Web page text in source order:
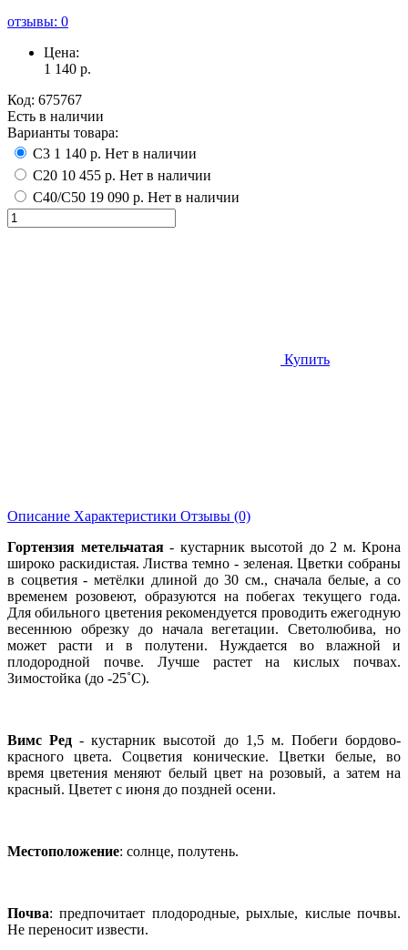
отзывы: 0
Цена:
1 140 р.
Код: 675767
Есть в наличии
Варианты товара:
С3 1 140 р. Нет в наличии
С20 10 455 р. Нет в наличии
С40/С50 19 090 р. Нет в наличии
Купить
Описание Характеристики Отзывы (0)
Гортензия метельчатая- кустарник высотой до 2 м. Крона
широко раскидистая. Листва темно - зеленая. Цветки собраны
в соцветия - метёлки длиной до 30 см., сначала белые, а со
временем розовеют, образуются на побегах текущего года.
Для обильного цветения рекомендуется проводить ежегодную
весеннюю обрезку до начала вегетации. Светолюбива, но
может расти и в полутени. Нуждается во влажной и
плодородной почве. Лучше растет на кислых почвах.
Зимостойка (до -25˚С).
Вимс Ред - кустарник высотой до 1,5 м. Побеги бордово-
красного цвета. Соцветия конические. Цветки белые, во
время цветения меняют белый цвет на розовый, а затем на
красный. Цветет с июня до поздней осени.
Местоположение: солнце, полутень.
Почва: предпочитает плодородные, рыхлые, кислые почвы.
Не переносит извести.